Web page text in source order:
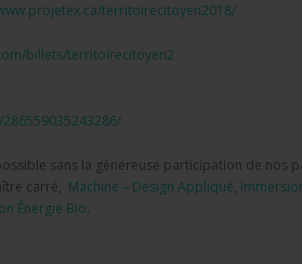
projetex.ca/territoirecitoyen2018/
billets/territoirecitoyen2
286559035243286/
sans la généreuse participation de nos
carré, Machine – Design Appliqué,
Énergie Bio.